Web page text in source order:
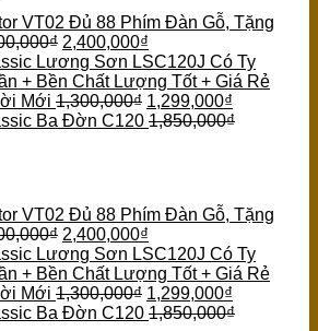
VT02 Đủ 88 Phím Đàn Gỗ, Tặng
₫ 2,400,000₫
Lương Sơn LSC120J Có Ty
+ Bền Chất Lượng Tốt + Giá Rẻ
Mới 1,300,000₫ 1,299,000₫
Ba Đờn C120 1,850,000₫
VT02 Đủ 88 Phím Đàn Gỗ, Tặng
₫ 2,400,000₫
Lương Sơn LSC120J Có Ty
+ Bền Chất Lượng Tốt + Giá Rẻ
Mới 1,300,000₫ 1,299,000₫
Ba Đờn C120 1,850,000₫